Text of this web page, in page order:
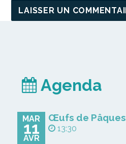
Agenda
MAR
11
AVR
Œufs de Pâques
13:30